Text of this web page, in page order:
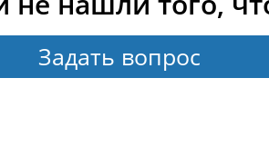
Задать вопрос